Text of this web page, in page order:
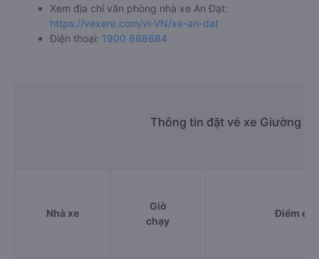
Xem địa chỉ văn phòng nhà xe An Đạt:
https://vexere.com/vi-VN/xe-an-dat
Điện thoại: 1900 888684
Thông tin đặt vé xe Giường
Nhà xe
Giờ
chạy
Điểm đi